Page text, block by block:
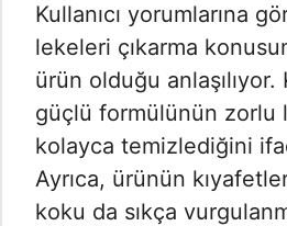
Kullanıcı yorumlarına
lekeleri çıkarma
ürün olduğu anlaşılıyor.
güçlü formülünün zorlu
kolayca temizlediğini
Ayrıca, ürünün
koku da sıkça